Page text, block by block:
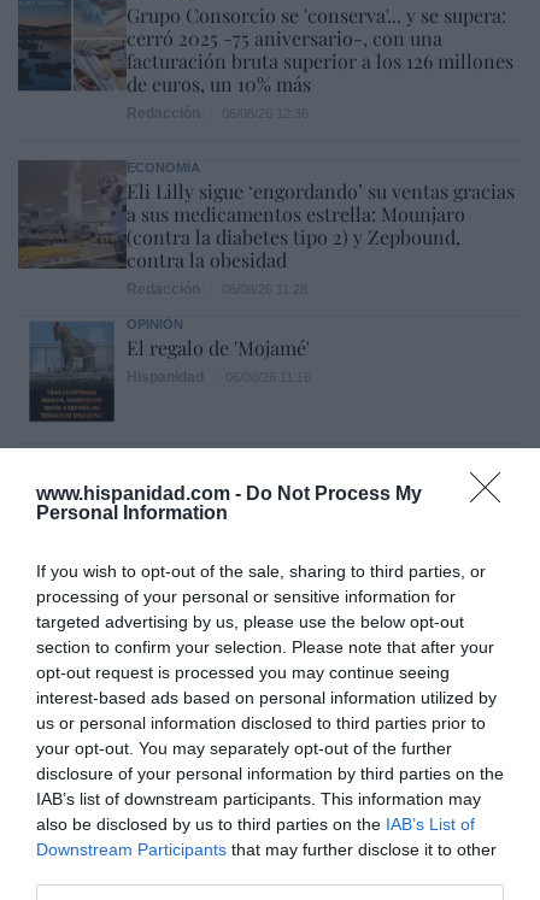
www.hispanidad.com - Do Not Process My
Personal Information
If you wish to opt-out of the sale, sharing to third parties, or
processing of your personal or sensitive information for
targeted advertising by us, please use the below opt-out
section to confirm your selection. Please note that after your
opt-out request is processed you may continue seeing
interest-based ads based on personal information utilized by
us or personal information disclosed to third parties prior to
your opt-out. You may separately opt-out of the further
disclosure of your personal information by third parties on the
IAB’s list of downstream participants. This information may
also be disclosed by us to third parties on the IAB’s List of
Downstream Participants that may further disclose it to other
Grupo Consorcio se 'conserva'... y se supera:
cerró 2025 -75 aniversario-, con una
facturación bruta superior a los 126 millones
de euros, un 10% más
ECONOMÍA
Eli Lilly sigue ‘engordando’ su ventas gracias
a sus medicamentos estrella: Mounjaro
(contra la diabetes tipo 2) y Zepbound,
contra la obesidad
OPINIÓN
El regalo de 'Mojamé'
“Sánchez es un sinvergüenza que ha
abandonado a su país, porque Ceuta es
connivencia con Marruecos”: acusa una ceutí
Hispanidad 06/08/26 11:30
SOCIEDAD
Ceuta y Melilla, las dos columnas de Hércules
Eulogio López 06/08/26 07:58
Marcelo Gullo: “El trabajo de desmitificar la
historia, de poner la verdadera, de